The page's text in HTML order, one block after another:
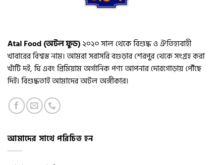
Atal Food (অটল ফুড)২০২০ সাল থেকে বিশুদ্ধ ও ঐতিহ্যবাহী
খাবারের বিশ্বস্ত নাম। আমরা সরাসরি বগুড়ার শেরপুর থেকে সংগ্রহ করা
খাঁটি দই, ঘি এবং প্রিমিয়াম অর্গানিক পণ্য আপনার দোরগোড়ায় পৌঁছে
দিই। বিশুদ্ধতাই আমাদের অটল অঙ্গীকার।
আমাদের সাথে পরিচিত হন